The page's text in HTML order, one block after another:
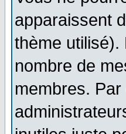
apparaissent
thème utilisé).
nombre de
membres.